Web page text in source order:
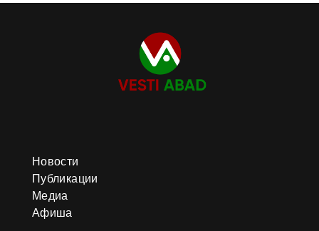
Новости
Публикации
Медиа
Афиша